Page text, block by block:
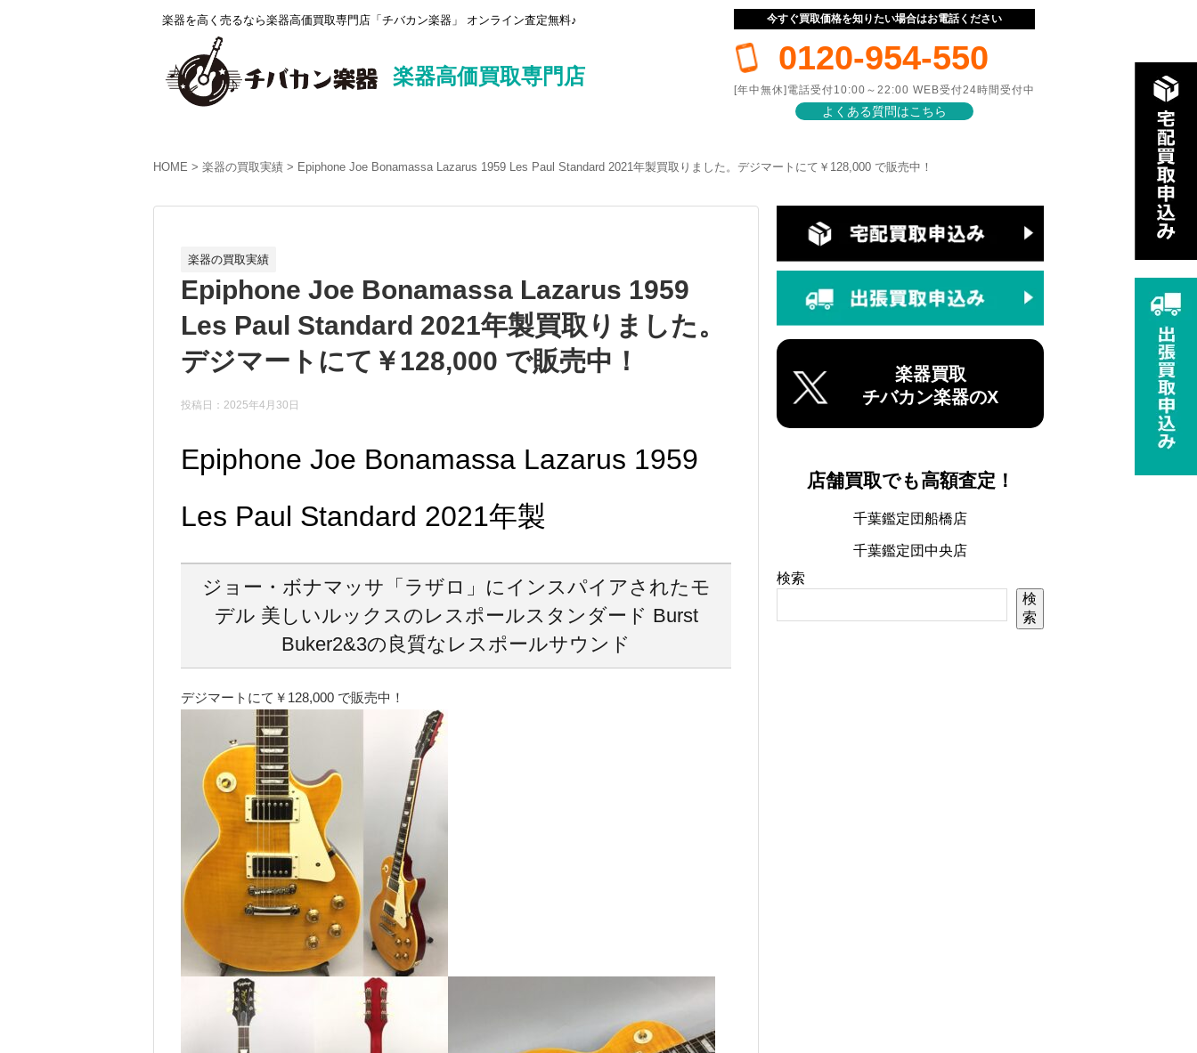
楽器を高く売るなら楽器高価買取専門店「チバカン楽器」 オンライン査定無料♪
楽器高価買取専門店
今すぐ買取価格を知りたい場合はお電話ください
0120-954-550
[年中無休]電話受付10:00～22:00 WEB受付24時間受付中
よくある質問はこちら
HOME 楽器の買取実績 Epiphone Joe Bonamassa Lazarus 1959 Les Paul Standard 2021年製買取りました。デジマートにて￥128,000 で販売中！
楽器の買取実績
Epiphone Joe Bonamassa Lazarus 1959
Les Paul Standard 2021年製買取りました。
デジマートにて￥128,000 で販売中！
投稿日：2025年4月30日
Epiphone Joe Bonamassa Lazarus 1959
Les Paul Standard 2021年製
ジョー・ボナマッサ「ラザロ」にインスパイアされたモ
デル 美しいルックスのレスポールスタンダード Burst
Buker2&3の良質なレスポールサウンド
デジマートにて￥128,000 で販売中！
楽器買取
チバカン楽器のX
店舗買取でも高額査定！
千葉鑑定団船橋店
千葉鑑定団中央店
検索
検
索